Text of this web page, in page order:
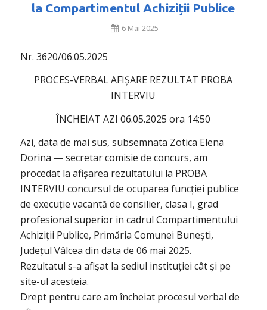
la Compartimentul Achiziții Publice
6 Mai 2025
Nr. 3620/06.05.2025
PROCES-VERBAL AFIȘARE REZULTAT PROBA
INTERVIU
ÎNCHEIAT AZI 06.05.2025 ora 14:50
Azi, data de mai sus, subsemnata Zotica Elena
Dorina — secretar comisie de concurs, am
procedat la afișarea rezultatului la PROBA
INTERVIU concursul de ocuparea funcției publice
de execuție vacantă de consilier, clasa I, grad
profesional superior in cadrul Compartimentului
Achiziții Publice, Primăria Comunei Bunești,
Județul Vâlcea din data de 06 mai 2025.
Rezultatul s-a afișat la sediul instituției cât și pe
site-ul acesteia.
Drept pentru care am încheiat procesul verbal de